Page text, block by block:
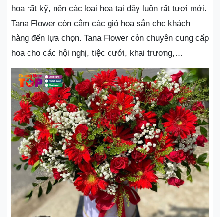
hoa rất kỹ, nên các loại hoa tại đây luôn rất tươi mới.
Tana Flower còn cắm các giỏ hoa sẵn cho khách
hàng đến lựa chọn. Tana Flower còn chuyên cung cấp
hoa cho các hội nghị, tiệc cưới, khai trương,…